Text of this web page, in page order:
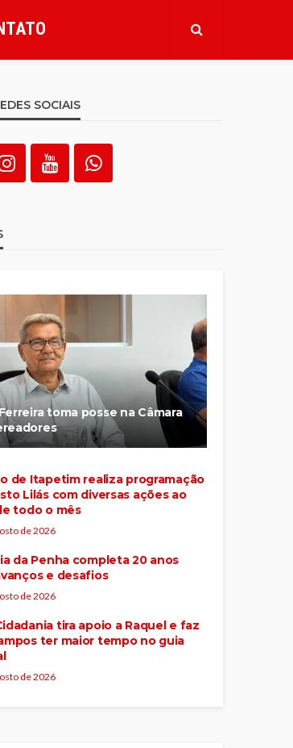
SOCIAIS
toma posse na Câmara
de Itapetim realiza programação
Lilás com diversas ações ao
todo o mês
de 2026
da Penha completa 20 anos
e desafios
de 2026
tira apoio a Raquel e faz
ter maior tempo no guia
de 2026